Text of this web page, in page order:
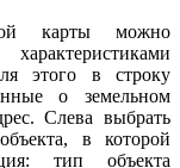
карты можно
этого в строку
о земельном
Слева выбрать
в которой
тип объекта